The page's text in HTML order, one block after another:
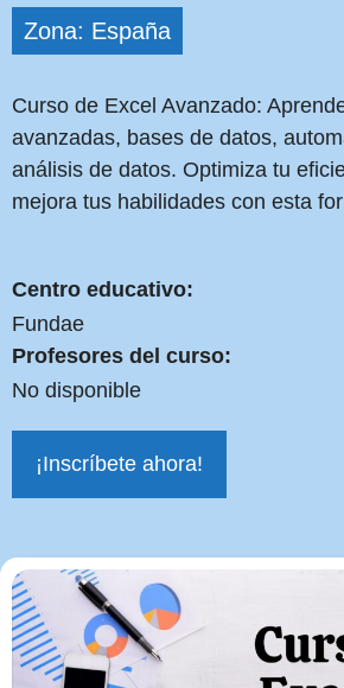
Zona: España
Curso de Excel Avanzado:
avanzadas, bases de datos,
análisis de datos. Optimiza tu
mejora tus habilidades con esta
Centro educativo:
Fundae
Profesores del curso:
No disponible
¡Inscríbete ahora!